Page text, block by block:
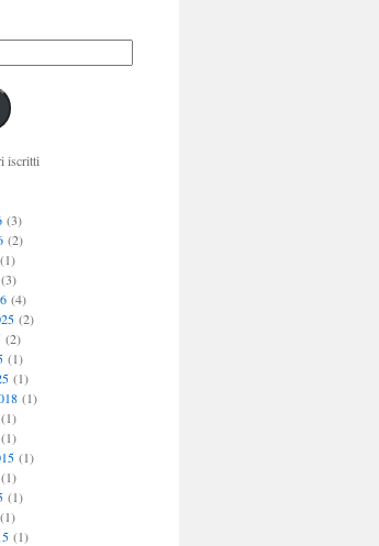
iscritti
(3)
(2)
(4)
(2)
(2)
(1)
(1)
(1)
(1)
(1)
(1)